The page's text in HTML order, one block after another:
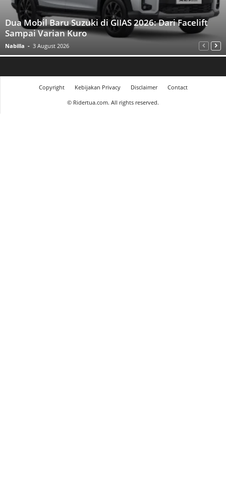
Dua Mobil Baru Suzuki di GIIAS 2026: Dari Facelift
Sampai Varian Kuro
Nabilla - 3 August 2026
Copyright Kebijakan Privacy Disclaimer
Contact
© Ridertua.com. All rights reserved.